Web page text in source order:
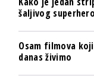
šaljivog
Osam filmova
danas živimo